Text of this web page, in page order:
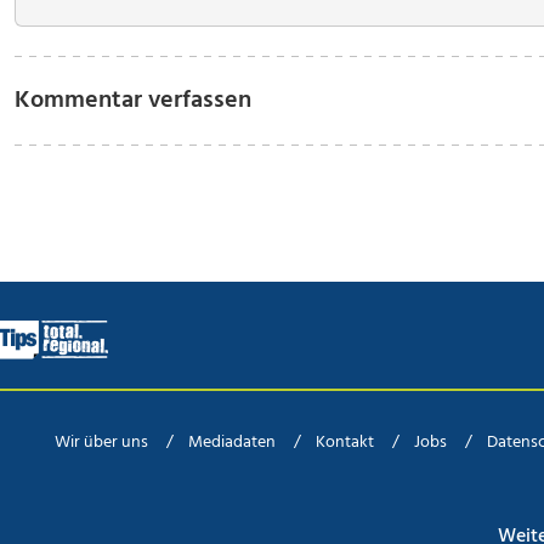
Kommentar verfassen
Wir über uns Mediadaten Kontakt Jobs